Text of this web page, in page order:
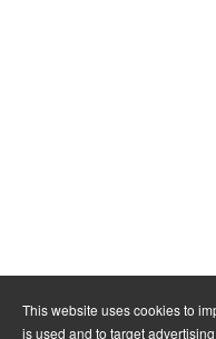
This website uses cookies to
is used and to target advertising.